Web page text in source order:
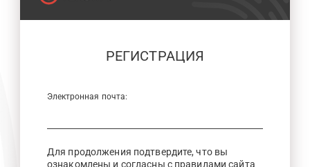
РЕГИСТРАЦИЯ
Электронная почта:
Для продолжения подтвердите, что вы
ознакомлены и согласны с правилами сайта